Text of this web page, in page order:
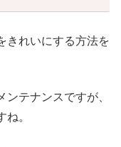
きれいにする方法を
テナンスですが、
。